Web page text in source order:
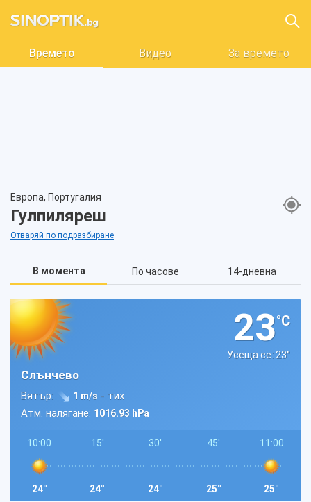
Времето Видео За времето
Европа, Португалия
Гулпиляреш
Отваряй по подразбиране
В момента По часове 14-дневна
23°C
Усеща се: 23°
Слънчево
Вятър: 1 m/s - тих
Атм. налягане: 1016.93 hPa
10:00
24°
15'
24°
30'
24°
45'
25°
11:00
25°